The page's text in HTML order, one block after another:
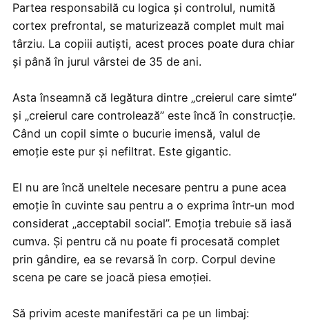
Partea responsabilă cu logica și controlul, numită
cortex prefrontal, se maturizează complet mult mai
târziu. La copiii autiști, acest proces poate dura chiar
și până în jurul vârstei de 35 de ani.
Asta înseamnă că legătura dintre „creierul care simte”
și „creierul care controlează” este încă în construcție.
Când un copil simte o bucurie imensă, valul de
emoție este pur și nefiltrat. Este gigantic.
El nu are încă uneltele necesare pentru a pune acea
emoție în cuvinte sau pentru a o exprima într-un mod
considerat „acceptabil social”. Emoția trebuie să iasă
cumva. Și pentru că nu poate fi procesată complet
prin gândire, ea se revarsă în corp. Corpul devine
scena pe care se joacă piesa emoției.
Să privim aceste manifestări ca pe un limbaj: